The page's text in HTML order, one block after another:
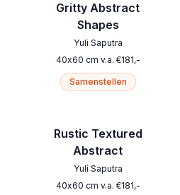
Gritty Abstract
Shapes
Yuli Saputra
40x60 cm v.a. €181,-
Samenstellen
Rustic Textured
Abstract
Yuli Saputra
40x60 cm v.a. €181,-